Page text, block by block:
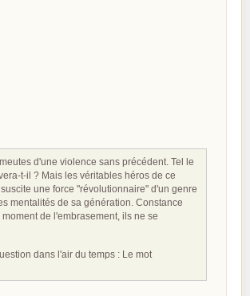
d'une violence sans précédent. Tel le
t-il ? Mais les véritables héros de ce
une force "révolutionnaire" d'un genre
mentalités de sa génération. Constance
de l'embrasement, ils ne se
dans l'air du temps : Le mot